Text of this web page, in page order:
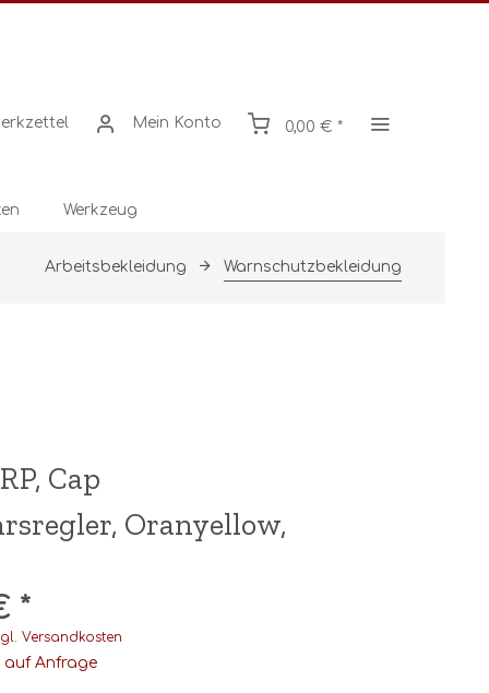
Mein Konto 0,00 € *
Werkzeug
Arbeitsbekleidung Warnschutzbekleidung
Cap
Oranyellow,
*
Versandkosten
auf Anfrage